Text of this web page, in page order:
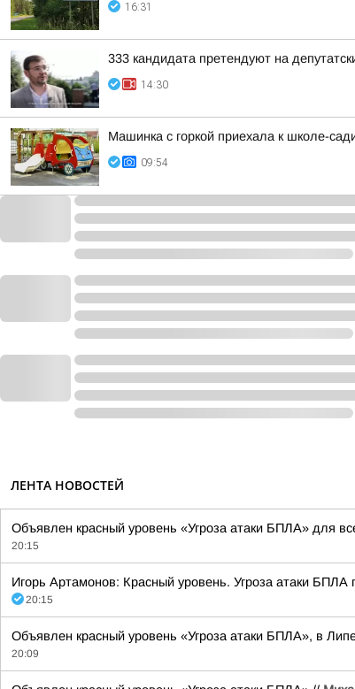
16:31
333 кандидата претендуют на
14:30
Машинка с горкой приехала к школе-
09:54
ЛЕНТА НОВОСТЕЙ
Объявлен красный уровень «Угроза атаки БПЛА» для
20:15
Игорь Артамонов: Красный уровень. Угроза атаки БПЛА
20:15
Объявлен красный уровень «Угроза атаки БПЛА», в
20:09